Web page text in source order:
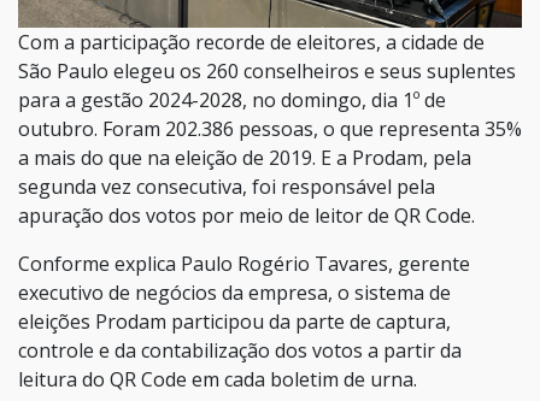
Com a participação recorde de eleitores, a cidade de
São Paulo elegeu os 260 conselheiros e seus suplentes
para a gestão 2024-2028, no domingo, dia 1º de
outubro. Foram 202.386 pessoas, o que representa 35%
a mais do que na eleição de 2019. E a Prodam, pela
segunda vez consecutiva, foi responsável pela
apuração dos votos por meio de leitor de QR Code.
Conforme explica Paulo Rogério Tavares, gerente
executivo de negócios da empresa, o sistema de
eleições Prodam participou da parte de captura,
controle e da contabilização dos votos a partir da
leitura do QR Code em cada boletim de urna.